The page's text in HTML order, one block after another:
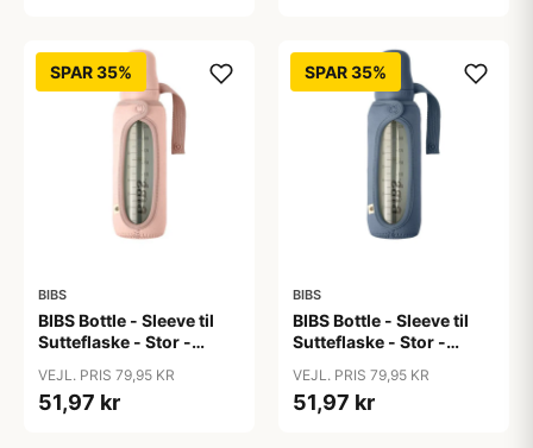
SPAR 35%
BIBS
BIBS Bottle - Sleeve til
Sutteflaske - Stor -
VEJL. PRIS 79,95 KR
51,97 kr
SPAR 35%
BIBS
BIBS Bottle - Sleeve til
Sutteflaske - Stor -
VEJL. PRIS 79,95 KR
51,97 kr